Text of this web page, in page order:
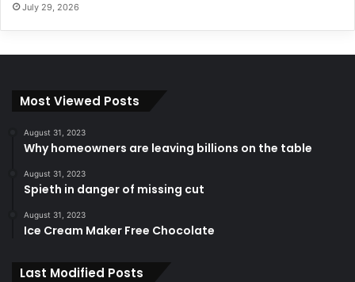
July 29, 2026
Most Viewed Posts
August 31, 2023
Why homeowners are leaving billions on the table
August 31, 2023
Spieth in danger of missing cut
August 31, 2023
Ice Cream Maker Free Chocolate
Last Modified Posts